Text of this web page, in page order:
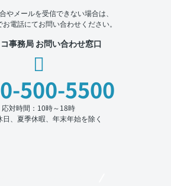
やメールを受信できない場合は、
電話にてお問い合わせください。
事務局 お問い合わせ窓口
500-5500
応対時間：10時～18時
日、夏季休暇、年末年始を除く